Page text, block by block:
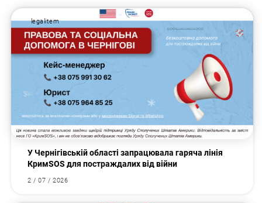
legalitem
У Чернігівській області запрацювала гаряча лінія
КримSOS для постраждалих від війни
2 / 07 / 2026